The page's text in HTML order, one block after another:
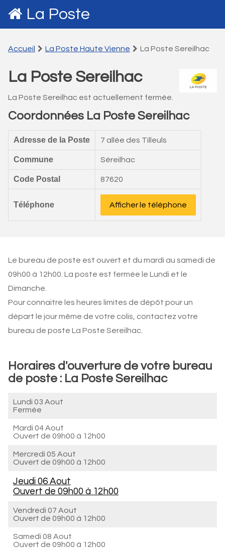
La Poste
Accueil La Poste Haute Vienne La Poste Sereilhac
La Poste Sereilhac
La Poste Sereilhac est actuellement fermée.
Coordonnées La Poste Sereilhac
Adresse de la Poste 7 allée des Tilleuls
Commune Séreilhac
Code Postal 87620
Téléphone Afficher le téléphone
Le bureau de poste est ouvert et du mardi au samedi de
09h00 à 12h00. La poste est fermée le Lundi et le
Dimanche.
Pour connaitre les heures limites de dépôt pour un
départ le jour même de votre colis, contactez votre
bureau de poste La Poste Sereilhac.
Horaires d'ouverture de votre bureau
de poste : La Poste Sereilhac
Lundi 03 Aout
Fermée
Mardi 04 Aout
Ouvert de 09h00 à 12h00
Mercredi 05 Aout
Ouvert de 09h00 à 12h00
Jeudi 06 Aout
Ouvert de 09h00 à 12h00
Vendredi 07 Aout
Ouvert de 09h00 à 12h00
Samedi 08 Aout
Ouvert de 09h00 à 12h00